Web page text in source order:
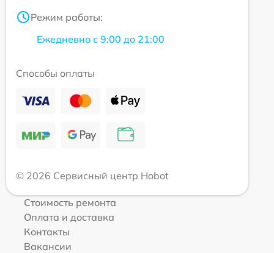
Режим работы:
Ежедневно с 9:00 до 21:00
Способы оплаты
© 2026 Сервисный центр Hobot
Стоимость ремонта
Оплата и доставка
Контакты
Вакансии